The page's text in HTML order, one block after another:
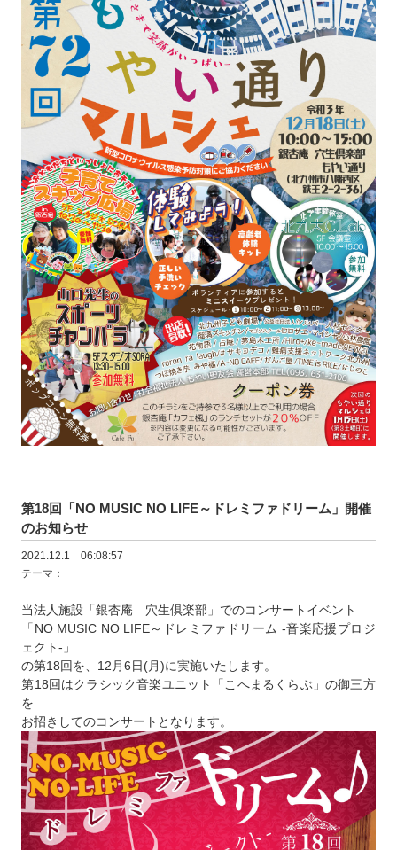
第18回「NO MUSIC NO LIFE～ドレミファドリーム」開催
のお知らせ
2021.12.1 06:08:57
テーマ：
当法人施設「銀杏庵 穴生倶楽部」でのコンサートイベント
「NO MUSIC NO LIFE～ドレミファドリーム -音楽応援プロジ
ェクト-」
の第18回を、12月6日(月)に実施いたします。
第18回はクラシック音楽ユニット「こへまるくらぶ」の御三方
を
お招きしてのコンサートとなります。